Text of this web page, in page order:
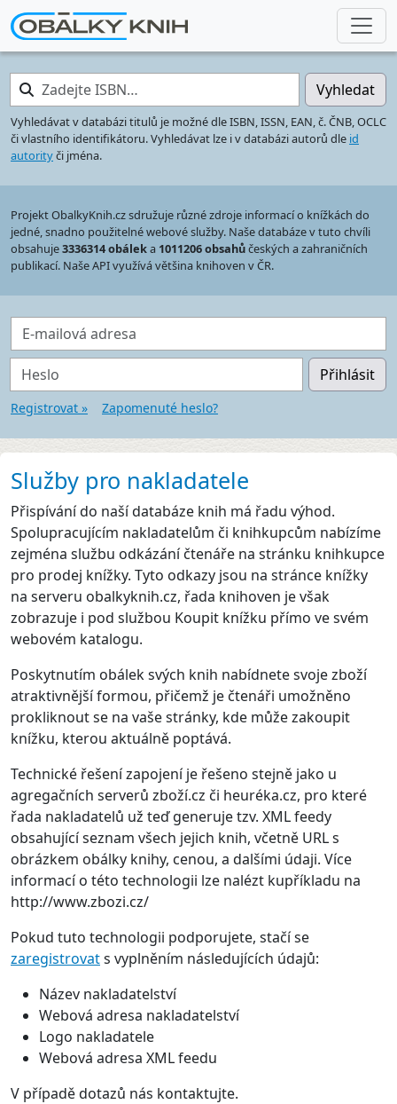
Zadejte ISBN… Vyhledat
Vyhledávat v databázi titulů je možné dle ISBN, ISSN, EAN, č. ČNB, OCLC
či vlastního identifikátoru. Vyhledávat lze i v databázi autorů dle id
autorityči jména.
Projekt ObalkyKnih.cz sdružuje různé zdroje informací o knížkách do
jedné, snadno použitelné webové služby. Naše databáze v tuto chvíli
obsahuje3336314 obáleka 1011206 obsahůčeských a zahraničních
publikací. Naše API využívá většina knihoven v ČR.
E-mailová adresa
Heslo Přihlásit
Registrovat » Zapomenuté heslo?
Služby pro nakladatele
Přispívání do naší databáze knih má řadu výhod.
Spolupracujícím nakladatelům či knihkupcům nabízíme
zejména službu odkázání čtenáře na stránku knihkupce
pro prodej knížky. Tyto odkazy jsou na stránce knížky
na serveru obalkyknih.cz, řada knihoven je však
zobrazuje i pod službou Koupit knížku přímo ve svém
webovém katalogu.
Poskytnutím obálek svých knih nabídnete svoje zboží
atraktivnější formou, přičemž je čtenáři umožněno
prokliknout se na vaše stránky, kde může zakoupit
knížku, kterou aktuálně poptává.
Technické řešení zapojení je řešeno stejně jako u
agregačních serverů zboží.cz či heuréka.cz, pro které
řada nakladatelů už teď generuje tzv. XML feedy
obsahující seznam všech jejich knih, včetně URL s
obrázkem obálky knihy, cenou, a dalšími údaji. Více
informací o této technologii lze nalézt kupříkladu na
http://www.zbozi.cz/
Pokud tuto technologii podporujete, stačí se
zaregistrovats vyplněním následujících údajů:
Název nakladatelství
Webová adresa nakladatelství
Logo nakladatele
Webová adresa XML feedu
V případě dotazů nás kontaktujte.